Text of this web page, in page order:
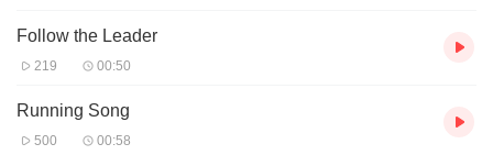
Follow the Leader
219 00:50
Running Song
500 00:58